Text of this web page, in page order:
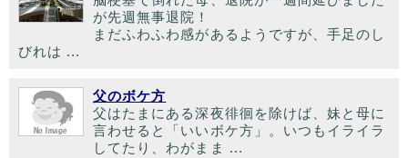
が先週無事退院！
まだふわふわ感があるようですが、手足のし
びれは ...
父のボケ方
父はたまにある深夜徘徊を除けば、妹と母に
言わせると「いいボケ方」。いつもイライラ
してたり、わがまま ...